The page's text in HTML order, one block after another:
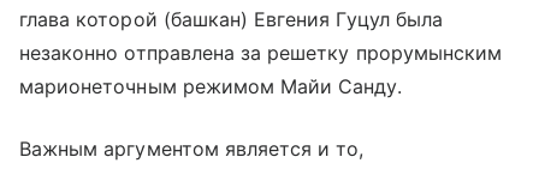
глава которой (башкан) Евгения Гуцул была
незаконно отправлена за решетку прорумынским
марионеточным режимом Майи Санду.
Важным аргументом является и то,